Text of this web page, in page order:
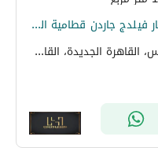
شقة نص مفروش بالاجهزه 2نوم ايجار فيلدج جاردن قطامية التجمع القاهرة الجديدة Apartment rent Village Garden Katameya VGK Palm Hills New Cairo
فيلدج جاردن قطامية، التجمع الخامس، القاهرة الجديدة، القاهرة